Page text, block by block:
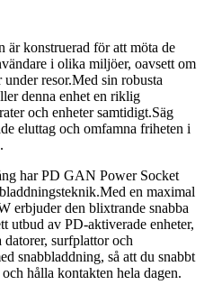
konstruerad för att möta de
i olika miljöer, oavsett om
resor.Med sin robusta
denna enhet en riklig
och enheter samtidigt.Säg
eluttag och omfamna friheten i
har PD GAN Power Socket
en maximal
erbjuder den blixtrande snabba
utbud av PD-aktiverade enheter,
surfplattor och
snabbladdning, så att du snabbt
hålla kontakten hela dagen.